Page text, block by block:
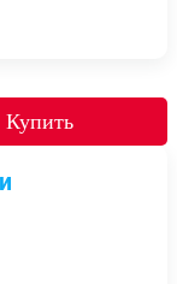
Купить